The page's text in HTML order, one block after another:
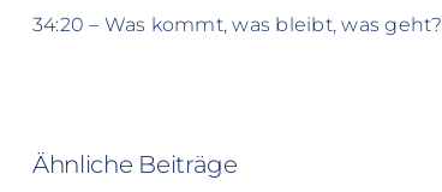
34:20 – Was kommt, was bleibt, was geht?
Ähnliche Beiträge